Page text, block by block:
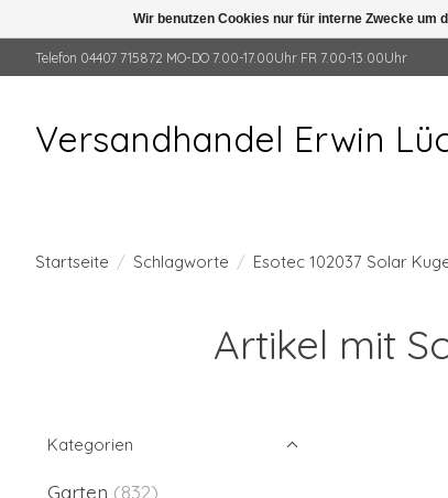
Telefon 04407 715872 MO-DO 7.00-17.00Uhr FR 7.00-13.00Uhr
Versandhandel Erwin
Startseite / Schlagworte / Esotec 102037 Solar
Artikel mit
Kategorien
Garten (832)
Wir benutzen Cookies nur für interne Zwecke um